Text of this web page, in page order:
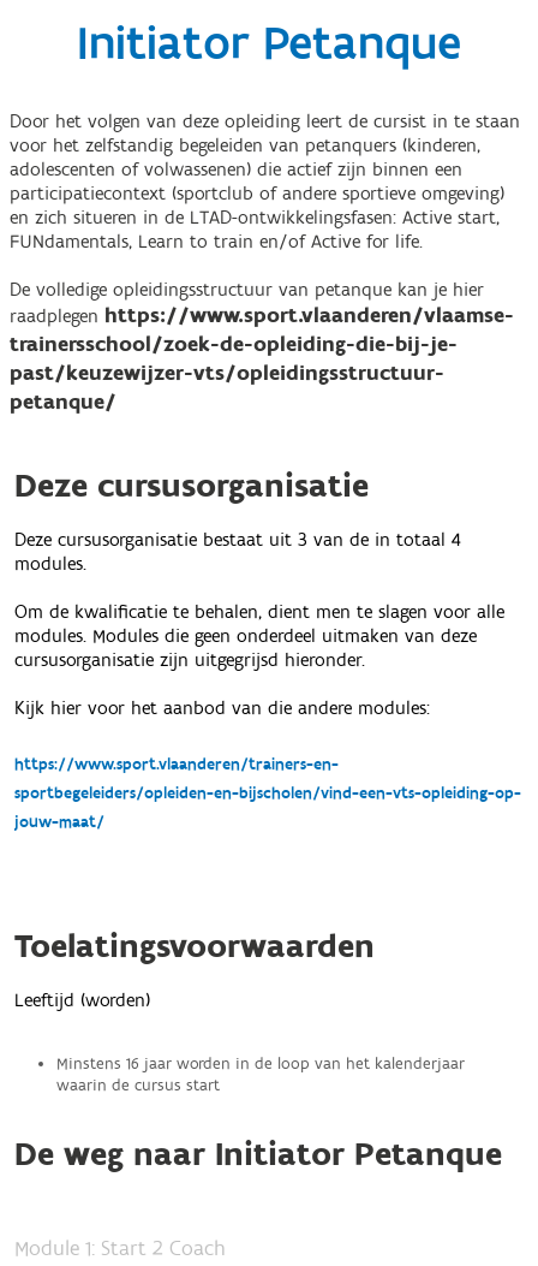
Initiator Petanque
Door het volgen van deze opleiding leert de cursist in te staan
voor het zelfstandig begeleiden van petanquers (kinderen,
adolescenten of volwassenen) die actief zijn binnen een
participatiecontext (sportclub of andere sportieve omgeving)
en zich situeren in de LTAD-ontwikkelingsfasen: Active start,
FUNdamentals, Learn to train en/of Active for life.
De volledige opleidingsstructuur van petanque kan je hier
raadplegen https://www.sport.vlaanderen/vlaamse-
trainersschool/zoek-de-opleiding-die-bij-je-
past/keuzewijzer-vts/opleidingsstructuur-
petanque/
Deze cursusorganisatie
Deze cursusorganisatie bestaat uit 3 van de in totaal 4
modules.
Om de kwalificatie te behalen, dient men te slagen voor alle
modules. Modules die geen onderdeel uitmaken van deze
cursusorganisatie zijn uitgegrijsd hieronder.
Kijk hier voor het aanbod van die andere modules:
https://www.sport.vlaanderen/trainers-en-
sportbegeleiders/opleiden-en-bijscholen/vind-een-vts-opleiding-op-
jouw-maat/
Toelatingsvoorwaarden
Leeftijd (worden)
Minstens 16 jaar worden in de loop van het kalenderjaar
waarin de cursus start
De weg naar Initiator Petanque
Module 1: Start 2 Coach